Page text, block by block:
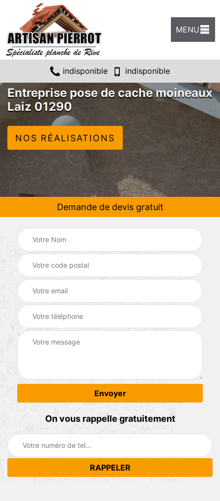
MENU
indisponible indisponible
Entreprise pose de cache moineaux
Laiz 01290
NOS RÉALISATIONS
Demande de devis gratuit
On vous rappelle gratuitement